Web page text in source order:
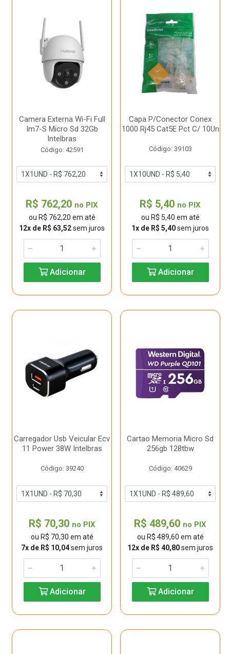
Camera Externa Wi-Fi Full
Im7-S Micro Sd 32Gb
Intelbras
Código: 42591
R$ 762,20 no PIX
ou R$ 762,20 em até
12x de R$ 63,52sem juros
Adicionar
Capa P/Conector Conex
1000 Rj45 Cat5E Pct C/ 10Un
Código: 39103
R$ 5,40 no PIX
ou R$ 5,40 em até
1x de R$ 5,40sem juros
Adicionar
Carregador Usb Veicular Ecv
11 Power 38W Intelbras
Código: 39240
R$ 70,30 no PIX
ou R$ 70,30 em até
7x de R$ 10,04sem juros
Adicionar
Cartao Memoria Micro Sd
256gb 128tbw
Código: 40629
R$ 489,60 no PIX
ou R$ 489,60 em até
12x de R$ 40,80sem juros
Adicionar